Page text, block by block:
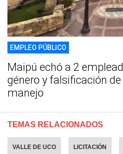
EMPLEO PÚBLICO
Maipú echó a 2
género y falsificación
manejo
TEMAS RELACIONADOS
VALLE DE UCO LICITACIÓN